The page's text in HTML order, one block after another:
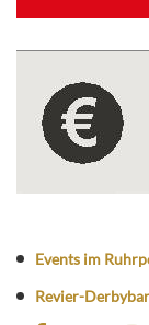
Events im
Revier-